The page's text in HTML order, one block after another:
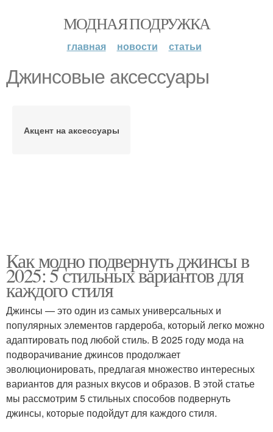
МОДНАЯ ПОДРУЖКА
главная новости статьи
Джинсовые аксессуары
Акцент на аксессуары
Как модно подвернуть джинсы в
2025: 5 стильных вариантов для
каждого стиля
Джинсы — это один из самых универсальных и
популярных элементов гардероба, который легко можно
адаптировать под любой стиль. В 2025 году мода на
подворачивание джинсов продолжает
эволюционировать, предлагая множество интересных
вариантов для разных вкусов и образов. В этой статье
мы рассмотрим 5 стильных способов подвернуть
джинсы, которые подойдут для каждого стиля.